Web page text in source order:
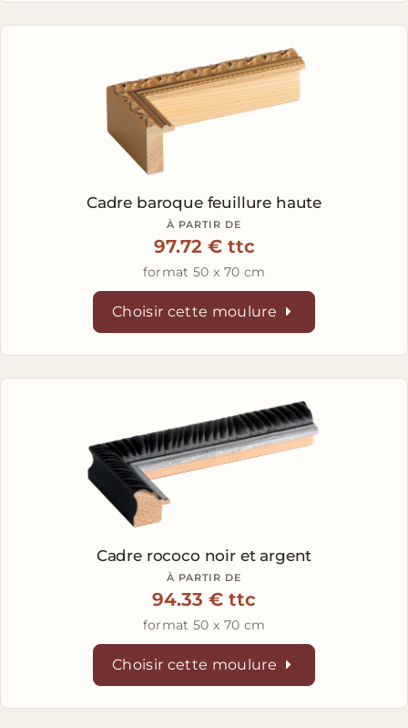
Cadre baroque feuillure haute
À PARTIR DE
97.72 € ttc
format 50 x 70 cm
Choisir cette moulure
Cadre rococo noir et argent
À PARTIR DE
94.33 € ttc
format 50 x 70 cm
Choisir cette moulure